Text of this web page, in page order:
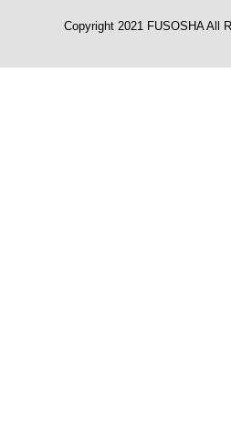
Copyright 2021 FUSOSHA All